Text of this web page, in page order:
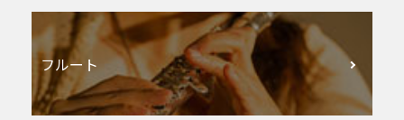
フルート